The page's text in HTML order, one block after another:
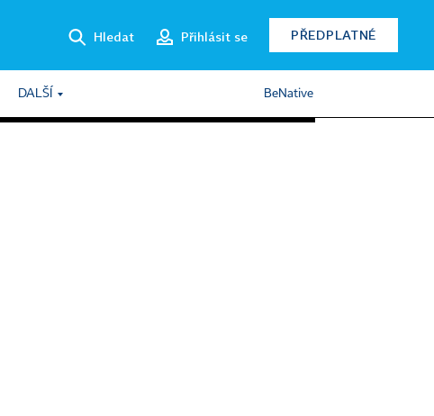
Hledat Přihlásit se PŘEDPLATNÉ
DALŠÍ BeNative